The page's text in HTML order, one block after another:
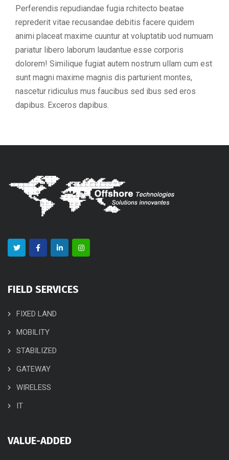
Perferendis repudiandae fugia rchitecto beatae
reprederit vitae recusandae debitis facere quidem
animi placeat maxime cuuntur at voluptatib uod numuam
pariatur libero laborum laudantue esse corporis
dolorem! Similique fugiat autem nostrum ullam cum est
sunt magni maxime magnis dis parturient montes,
nascetur ridiculus mus faucibus sed ibus sed eros
dapibus. Exceros dapibus.
FIELD SERVICES
FIXED LAND
MOBILITY
STABILIZED
GATEWAY
WIRELESS
IT
VALUE-ADDED